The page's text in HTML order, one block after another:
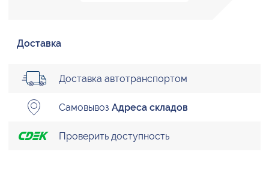
Доставка
Доставка автотранспортом
Самовывоз Адреса складов
Проверить доступность